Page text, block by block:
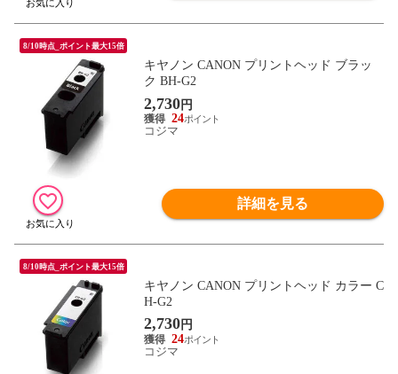
8/10時点_ポイント最大15倍
キヤノン CANON プリントヘッド ブラッ
ク BH-G2
2,730円
24
コジマ
詳細を見る
8/10時点_ポイント最大15倍
キヤノン CANON プリントヘッド カラー C
H-G2
2,730円
24
コジマ